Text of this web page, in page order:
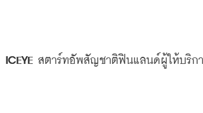
ICEYE สตาร์ทอัพสัญชาติฟินแลนด์ผู้ให้บริก